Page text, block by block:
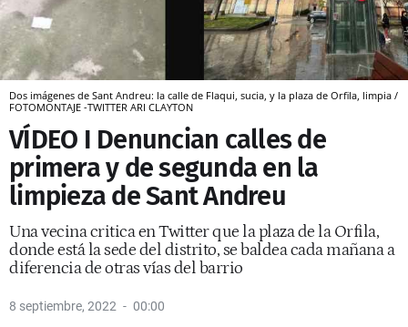
Dos imágenes de Sant Andreu: la calle de Flaqui, sucia, y la plaza de Orfila, limpia /
FOTOMONTAJE -TWITTER ARI CLAYTON
VÍDEO I Denuncian calles de
primera y de segunda en la
limpieza de Sant Andreu
Una vecina critica en Twitter que la plaza de la Orfila,
donde está la sede del distrito, se baldea cada mañana a
diferencia de otras vías del barrio
8 septiembre, 2022 00:00